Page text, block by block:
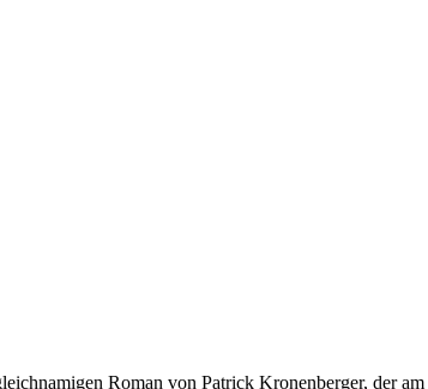
Roman von Patrick Kronenberger, der